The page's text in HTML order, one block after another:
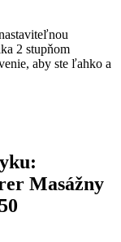
2 stupňom
aby ste ľahko a
Masážny